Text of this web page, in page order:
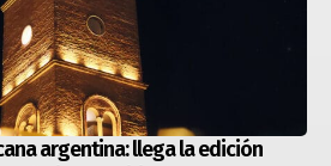
argentina: llega la edición